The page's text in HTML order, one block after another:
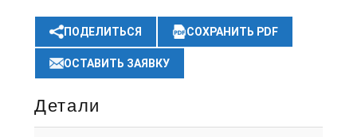
ПОДЕЛИТЬСЯ СОХРАНИТЬ PDF
ОСТАВИТЬ ЗАЯВКУ
Детали